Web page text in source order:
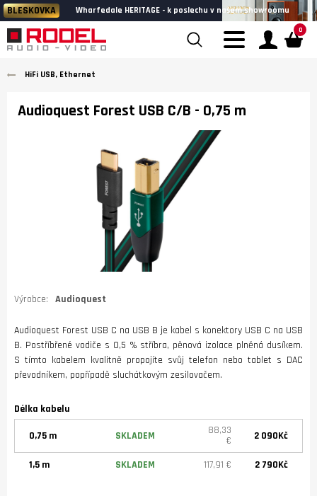
BLESKOVKA Wharfedale HERITAGE - k poslechu v našem showroomu
0
HiFi USB, Ethernet
Audioquest Forest USB C/B - 0,75 m
Výrobce: Audioquest
Audioquest Forest USB C na USB B je kabel s konektory USB C na USB
B. Postříbřené vodiče s 0,5 % stříbra, pěnová izolace plněná dusíkem.
S tímto kabelem kvalitně propojíte svůj telefon nebo tablet s DAC
převodníkem, popřípadě sluchátkovým zesilovačem.
Délka kabelu
0,75 m SKLADEM
88,33
€
2 090Kč
1,5 m SKLADEM 117,91 € 2 790Kč